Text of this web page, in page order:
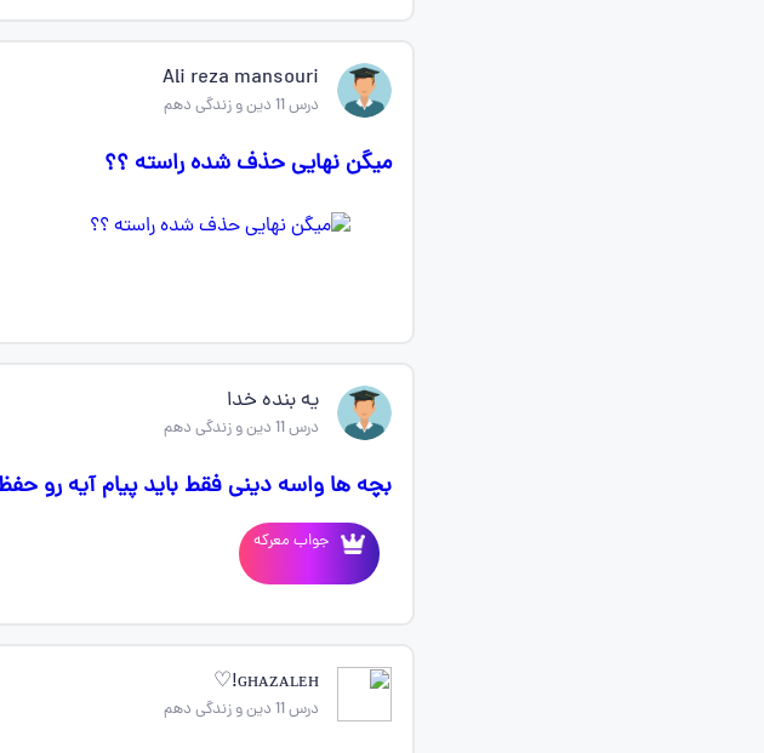
Ali reza mansouri
درس 11 دین و زندگی دهم
میگن نهایی حذف شده راسته ؟؟
یه بنده خدا
درس 11 دین و زندگی دهم
بچه ها واسه دینی فقط باید پیام آیه رو
جواب معرکه
ɢʜᴀᴢᴀʟᴇʜ!♡ ‌‌‌
درس 11 دین و زندگی دهم